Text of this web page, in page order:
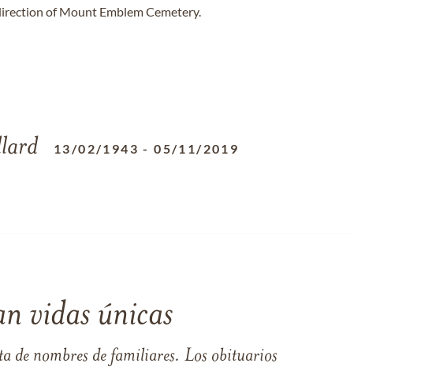
of Mount Emblem Cemetery.
13/02/1943 -05/11/2019
vidas únicas
de nombres de familiares. Los obituarios